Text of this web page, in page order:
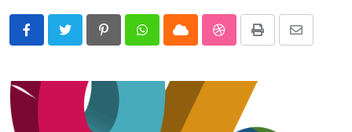
PinterestWhatsappCloud StumbleUpon
Print
Share